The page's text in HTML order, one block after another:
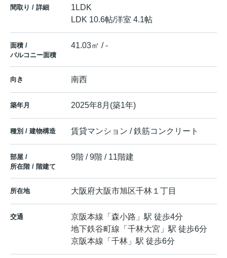
間取り / 詳細
1LDK
LDK 10.6帖/洋室 4.1帖
面積 /
バルコニー面積
41.03㎡ / -
向き 南西
築年月 2025年8月(築1年)
種別 / 建物構造 賃貸マンション / 鉄筋コンクリート
部屋 /
所在階 / 階建て
9階 / 9階 / 11階建
所在地 大阪府大阪市旭区千林 １丁目
交通 京阪本線 「 森小路 」駅 徒歩4分
地下鉄谷町線 「 千林大宮 」駅 徒歩6分
京阪本線 「 千林 」駅 徒歩6分